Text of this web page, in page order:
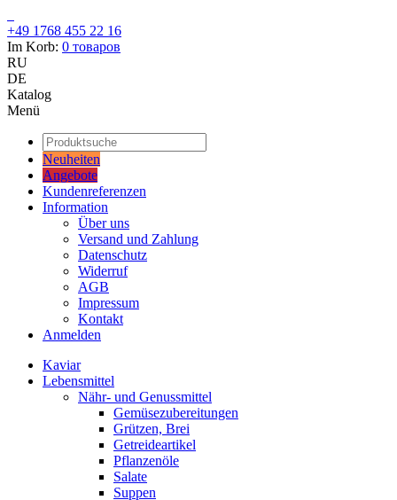
+49 1768 455 22 16
Im Korb: 0 товаров
RU
DE
Katalog
Menü
Neuheiten
Angebote
Kundenreferenzen
Information
Über uns
Versand und Zahlung
Datenschutz
Widerruf
AGB
Impressum
Kontakt
Anmelden
Kaviar
Lebensmittel
Nähr- und Genussmittel
Gemüsezubereitungen
Grützen, Brei
Getreideartikel
Pflanzenöle
Salate
Suppen